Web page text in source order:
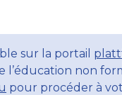
sur la portail
l’éducation non
pour procéder à